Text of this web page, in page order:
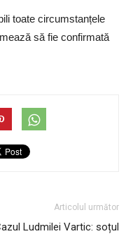
toate circumstanțele
să fie confirmată
Articolul următor
Ludmilei Vartic: soțul